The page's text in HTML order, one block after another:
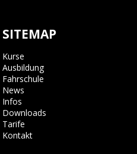
SITEMAP
Kurse
Ausbildung
Fahrschule
News
Infos
Downloads
Tarife
Kontakt